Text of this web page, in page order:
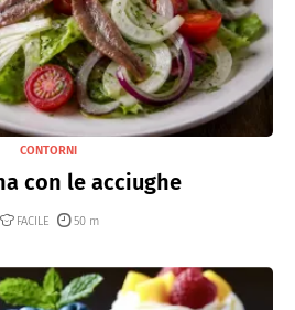
CONTORNI
con le acciughe
FACILE 50 m